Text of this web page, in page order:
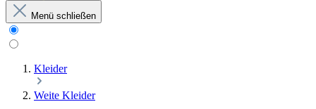
Menü schließen
Kleider
Weite Kleider